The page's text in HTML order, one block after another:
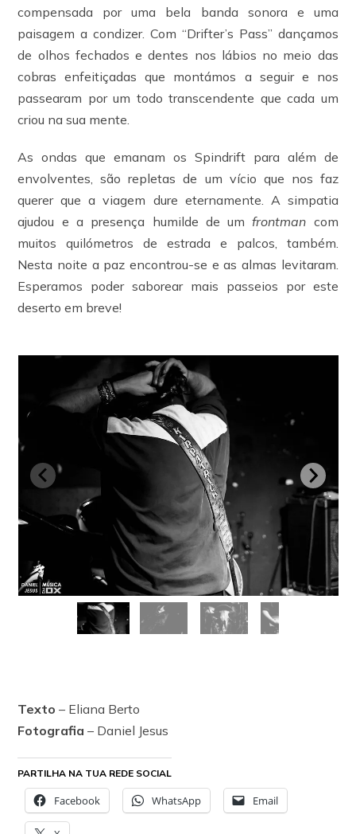
compensada por uma bela banda sonora e uma
paisagem a condizer. Com “Drifter’s Pass” dançamos
de olhos fechados e dentes nos lábios no meio das
cobras enfeitiçadas que montámos a seguir e nos
passearam por um todo transcendente que cada um
criou na sua mente.
As ondas que emanam os Spindrift para além de
envolventes, são repletas de um vício que nos faz
querer que a viagem dure eternamente. A simpatia
ajudou e a presença humilde de umfrontman com
muitos quilómetros de estrada e palcos, também.
Nesta noite a paz encontrou-se e as almas levitaram.
Esperamos poder saborear mais passeios por este
deserto em breve!
Texto – Eliana Berto
Fotografia – Daniel Jesus
PARTILHA NA TUA REDE SOCIAL
Facebook WhatsApp Email